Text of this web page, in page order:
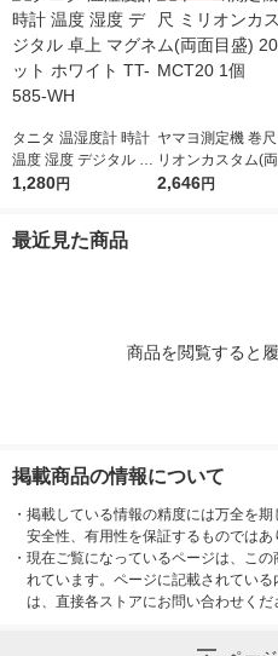
タニタ 温湿度計 時計
温度 湿度 デジタル 卓
上 マグネット ホワイ
1,280円
ヤマヨ測定機 巻尺
リオンカスタム(
目盛) 20m MCT20
2,646円
最近見た商品
商品を閲覧すると
掲載商品の情報について
・ 掲載している情報の精度には万全を期
安全性、有用性を保証するものではあ
・ 現在ご覧になっているページは、こ
れています。ページに記載されてい
は、直接各ストアにお問い合わせくだ